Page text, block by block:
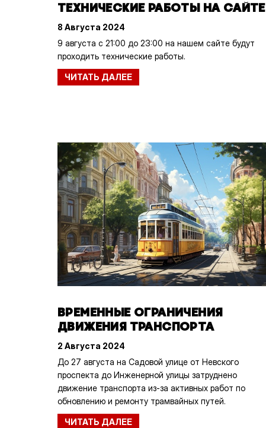
ТЕХНИЧЕСКИЕ РАБОТЫ НА САЙТЕ
8 Августа 2024
9 августа с 21:00 до 23:00 на нашем сайте будут
проходить технические работы.
ЧИТАТЬ ДАЛЕЕ
ВРЕМЕННЫЕ ОГРАНИЧЕНИЯ
ДВИЖЕНИЯ ТРАНСПОРТА
2 Августа 2024
До 27 августа на Садовой улице от Невского
проспекта до Инженерной улицы затруднено
движение транспорта из-за активных работ по
обновлению и ремонту трамвайных путей.
ЧИТАТЬ ДАЛЕЕ